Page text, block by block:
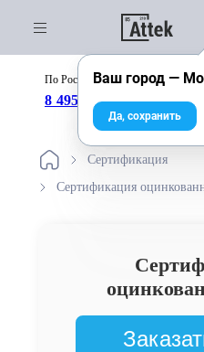
По России бесплатно:
8 495 246-04-43
Сертификация
Сертификация
Ваш город —
Да, сохранить